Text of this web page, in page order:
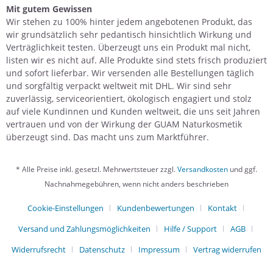
Mit gutem Gewissen
Wir stehen zu 100% hinter jedem angebotenen Produkt, das
wir grundsätzlich sehr pedantisch hinsichtlich Wirkung und
Verträglichkeit testen. Überzeugt uns ein Produkt mal nicht,
listen wir es nicht auf. Alle Produkte sind stets frisch produziert
und sofort lieferbar. Wir versenden alle Bestellungen täglich
und sorgfältig verpackt weltweit mit DHL. Wir sind sehr
zuverlässig, serviceorientiert, ökologisch engagiert und stolz
auf viele Kundinnen und Kunden weltweit, die uns seit Jahren
vertrauen und von der Wirkung der GUAM Naturkosmetik
überzeugt sind. Das macht uns zum Marktführer.
* Alle Preise inkl. gesetzl. Mehrwertsteuer zzgl.Versandkosten und ggf.
Nachnahmegebühren, wenn nicht anders beschrieben
Cookie-Einstellungen Kundenbewertungen
Kontakt
Versand und Zahlungsmöglichkeiten
Hilfe / Support
AGB
Widerrufsrecht
Datenschutz Impressum Vertrag widerrufen